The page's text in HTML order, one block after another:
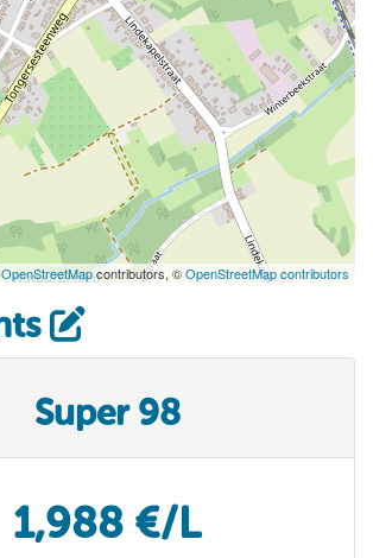
OpenStreetMapcontributors, ©OpenStreetMap contributors
Super 98
1,988 €/L